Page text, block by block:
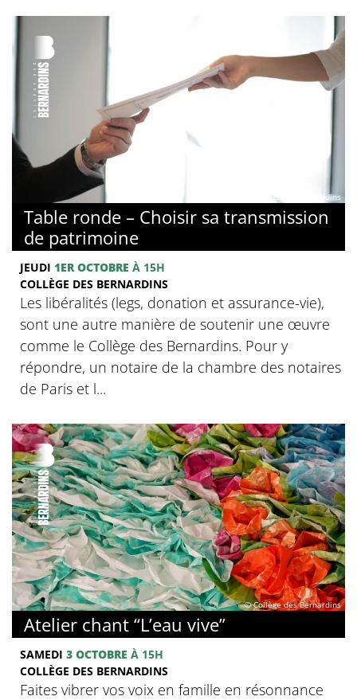
© Collège des Bernardins
Table ronde – Choisir sa transmission
de patrimoine
JEUDI 1ER OCTOBRE À 15H
COLLÈGE DES BERNARDINS
Les libéralités (legs, donation et assurance-vie),
sont une autre manière de soutenir une œuvre
comme le Collège des Bernardins. Pour y
répondre, un notaire de la chambre des notaires
de Paris et l...
© Collège des Bernardins
Atelier chant “L’eau vive”
SAMEDI 3 OCTOBRE À 15H
COLLÈGE DES BERNARDINS
Faites vibrer vos voix en famille en résonnance